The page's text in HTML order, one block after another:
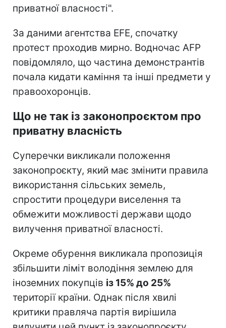
приватної власності".
За даними агентства EFE, спочатку
протест проходив мирно. Водночас AFP
повідомляло, що частина демонстрантів
почала кидати каміння та інші предмети у
правоохоронців.
Що не так із законопроєктом про
приватну власність
Суперечки викликали положення
законопроєкту, який має змінити правила
використання сільських земель,
спростити процедури виселення та
обмежити можливості держави щодо
вилучення приватної власності.
Окреме обурення викликала пропозиція
збільшити ліміт володіння землею для
іноземних покупців із 15% до 25%
території країни. Однак після хвилі
критики правляча партія вирішила